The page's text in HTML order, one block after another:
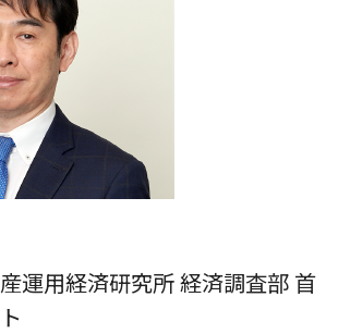
運用経済研究所 経済調査部 首